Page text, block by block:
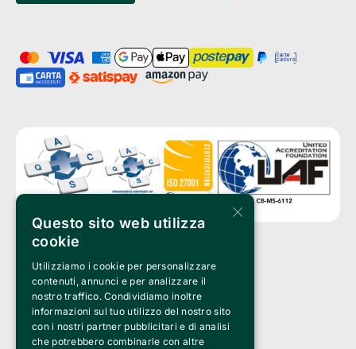
Clappit è un marchio di proprietà di:
Bemils Srl
a Socio Unico
Via Fosse Ardeatine, 4 -20092 Cinisello Balsamo (MI)
PI 05589050961
Iscr. C.C.I.A.A. Milano R.E.A. 1833471
© 2010-2025 Bemils Srl - Tutti i diritti riservati
×
Questo sito web utilizza
cookie
Utilizziamo i cookie per personalizzare
contenuti, annunci e per analizzare il
nostro traffico. Condividiamo inoltre
informazioni sul tuo utilizzo del nostro sito
con i nostri partner pubblicitari e di analisi
che potrebbero combinarle con altre